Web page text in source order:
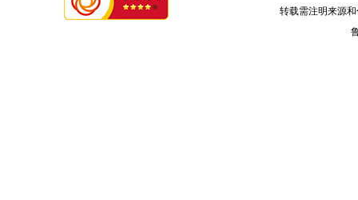
转载需注明来源